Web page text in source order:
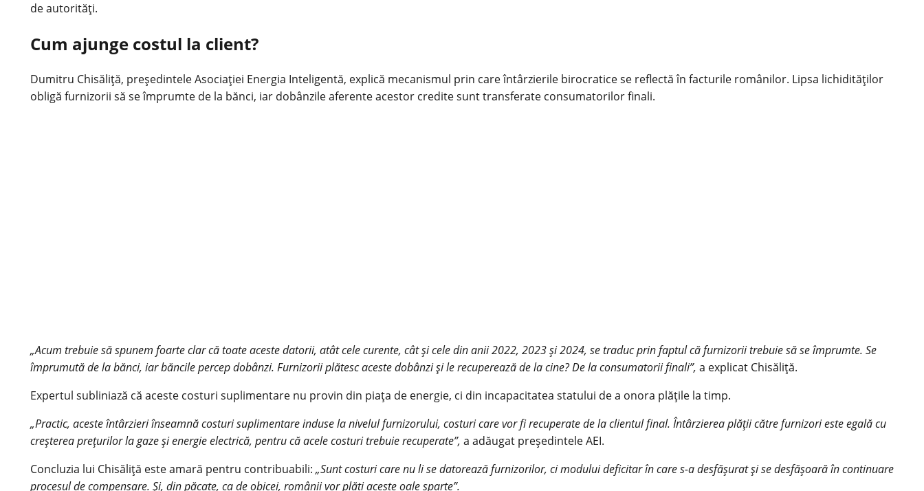
de autorități.
Cum ajunge costul la client?
Dumitru Chisăliță, președintele Asociației Energia Inteligentă, explică mecanismul prin care întârzierile birocratice se reflectă în facturile românilor. Lipsa lichidităților
obligă furnizorii să se împrumte de la bănci, iar dobânzile aferente acestor credite sunt transferate consumatorilor finali.
„Acum trebuie să spunem foarte clar că toate aceste datorii, atât cele curente, cât și cele din anii 2022, 2023 și 2024, se traduc prin faptul că furnizorii trebuie să se împrumte. Se
împrumută de la bănci, iar băncile percep dobânzi. Furnizorii plătesc aceste dobânzi și le recuperează de la cine? De la consumatorii finali”, a explicat Chisăliță.
Expertul subliniază că aceste costuri suplimentare nu provin din piața de energie, ci din incapacitatea statului de a onora plățile la timp.
„Practic, aceste întârzieri înseamnă costuri suplimentare induse la nivelul furnizorului, costuri care vor fi recuperate de la clientul final. Întârzierea plății către furnizori este egală cu
creșterea prețurilor la gaze și energie electrică, pentru că acele costuri trebuie recuperate”, a adăugat președintele AEI.
Concluzia lui Chisăliță este amară pentru contribuabili: „Sunt costuri care nu li se datorează furnizorilor, ci modului deficitar în care s-a desfășurat și se desfășoară în continuare
procesul de compensare. Și, din păcate, ca de obicei, românii vorplăti aceste oale sparte”.